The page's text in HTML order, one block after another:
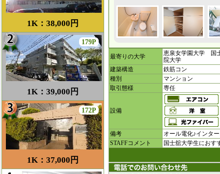
最寄りの大学
恵泉女学園大学 国
院大学
建築構造
鉄筋コン
種別
マンション
取引態様
専任
設備
備考
オール電化♪インタ
STAFFコメント
国士舘大学生におす
1K：38,000円
1K：39,000円
179P
1K：37,000円
172P